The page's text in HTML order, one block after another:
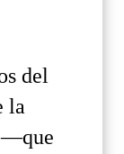
del
la
—que